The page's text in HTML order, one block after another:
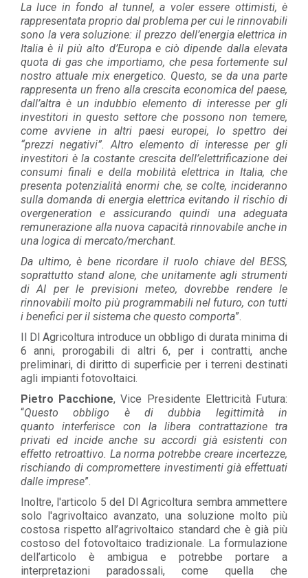
La luce in fondo al tunnel, a voler essere ottimisti, è
rappresentata proprio dal problema per cui le rinnovabili
sono la vera soluzione: il prezzo dell’energia elettrica in
Italia è il più alto d’Europa e ciò dipende dalla elevata
quota di gas che importiamo, che pesa fortemente sul
nostro attuale mix energetico. Questo, se da una parte
rappresenta un freno alla crescita economica del paese,
dall’altra è un indubbio elemento di interesse per gli
investitori in questo settore che possono non temere,
come avviene in altri paesi europei, lo spettro dei
“prezzi negativi”. Altro elemento di interesse per gli
investitori è la costante crescita dell’elettrificazione dei
consumi finali e della mobilità elettrica in Italia, che
presenta potenzialità enormi che, se colte, incideranno
sulla domanda di energia elettrica evitando il rischio di
overgeneration e assicurando quindi una adeguata
remunerazione alla nuova capacità rinnovabile anche in
una logica di mercato/merchant.
Da ultimo, è bene ricordare il ruolo chiave del BESS,
soprattutto stand alone, che unitamente agli strumenti
di AI per le previsioni meteo, dovrebbe rendere le
rinnovabili molto più programmabili nel futuro, con tutti
i benefici per il sistema che questo comporta”.
Il Dl Agricoltura introduce un obbligo di durata minima di
6 anni, prorogabili di altri 6, per i contratti, anche
preliminari, di diritto di superficie per i terreni destinati
agli impianti fotovoltaici.
Pietro Pacchione, Vice Presidente Elettricità Futura:
“Questo obbligo è di dubbia legittimità in
quanto interferisce con la libera contrattazione tra
privati ed incide anche su accordi già esistenti con
effetto retroattivo. La norma potrebbe creare incertezze,
rischiando di compromettere investimenti già effettuati
dalle imprese”.
Inoltre, l'articolo 5 del Dl Agricoltura sembra ammettere
solo l'agrivoltaico avanzato, una soluzione molto più
costosa rispetto all’agrivoltaico standard che è già più
costoso del fotovoltaico tradizionale. La formulazione
dell’articolo è ambigua e potrebbe portare a
interpretazioni paradossali, come quella che